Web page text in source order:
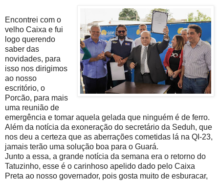
Encontrei com o
velho Caixa e fui
logo querendo
saber das
novidades, para
isso nos dirigimos
ao nosso
escritório, o
Porcão, para mais
uma reunião de
emergência e tomar aquela gelada que ninguém é de ferro.
Além da notícia da exoneração do secretário da Seduh, que
nos deu a certeza que as aberrações cometidas lá na QI-23,
jamais terão uma solução boa para o Guará.
Junto a essa, a grande notícia da semana era o retorno do
Tatuzinho, esse é o carinhoso apelido dado pelo Caixa
Preta ao nosso governador, pois gosta muito de esburacar,